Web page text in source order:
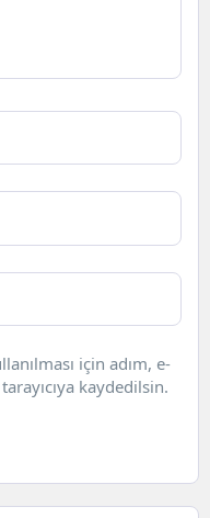
için adım, e-
kaydedilsin.